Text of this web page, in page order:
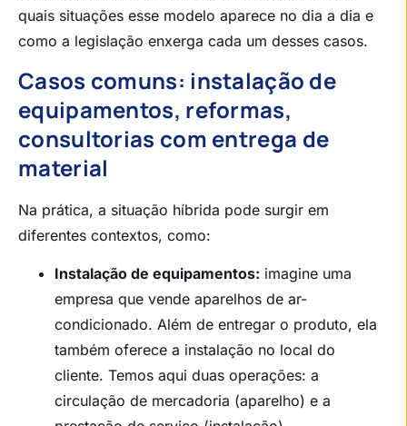
quais situações esse modelo aparece no dia a dia e
como a legislação enxerga cada um desses casos.
Casos comuns: instalação de
equipamentos, reformas,
consultorias com entrega de
material
Na prática, a situação híbrida pode surgir em
diferentes contextos, como:
Instalação de equipamentos: imagine uma
empresa que vende aparelhos de ar-
condicionado. Além de entregar o produto, ela
também oferece a instalação no local do
cliente. Temos aqui duas operações: a
circulação de mercadoria (aparelho) e a